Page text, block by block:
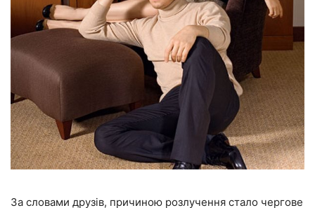
За словами друзів, причиною розлучення стало чергове